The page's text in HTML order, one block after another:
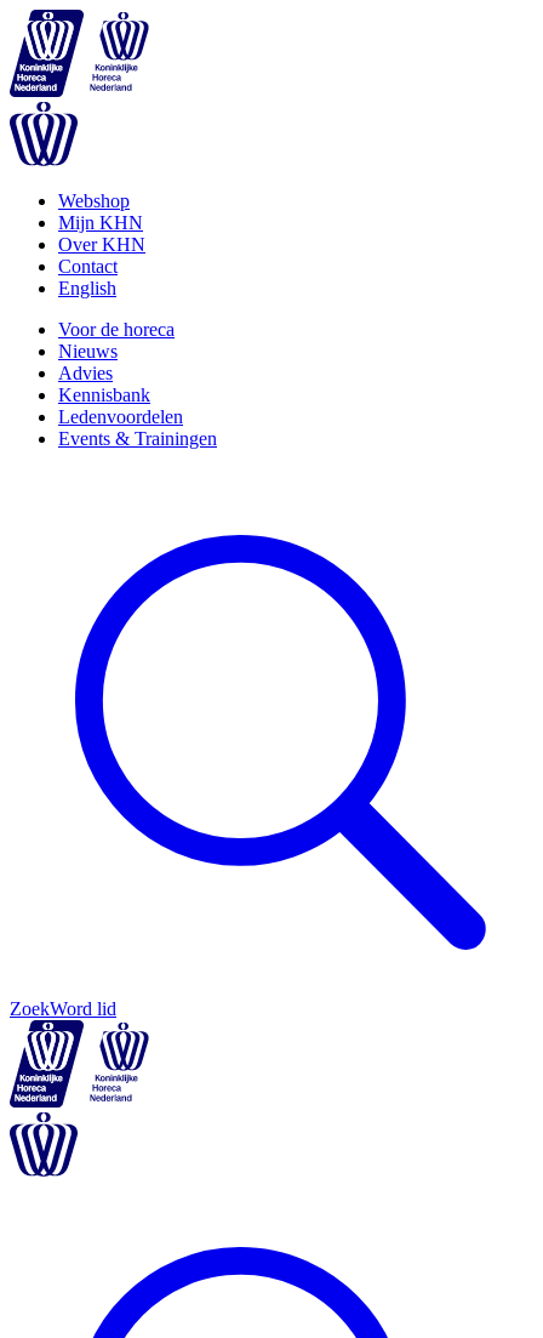
Webshop
Mijn KHN
Over KHN
Contact
English
Voor de horeca
Nieuws
Advies
Kennisbank
Ledenvoordelen
Events & Trainingen
ZoekWord lid